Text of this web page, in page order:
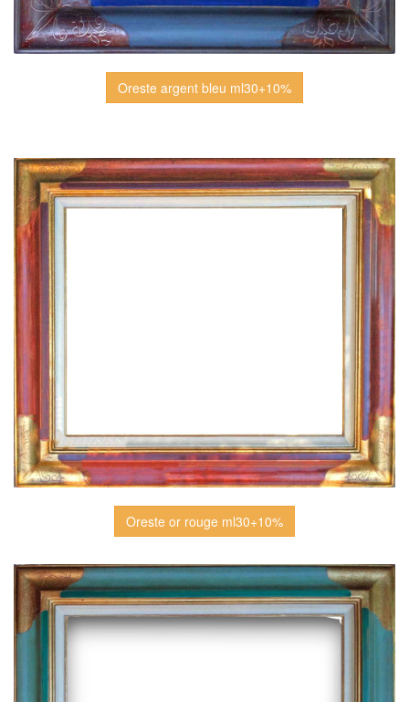
Oreste argent bleu ml30+10%
Oreste or rouge ml30+10%